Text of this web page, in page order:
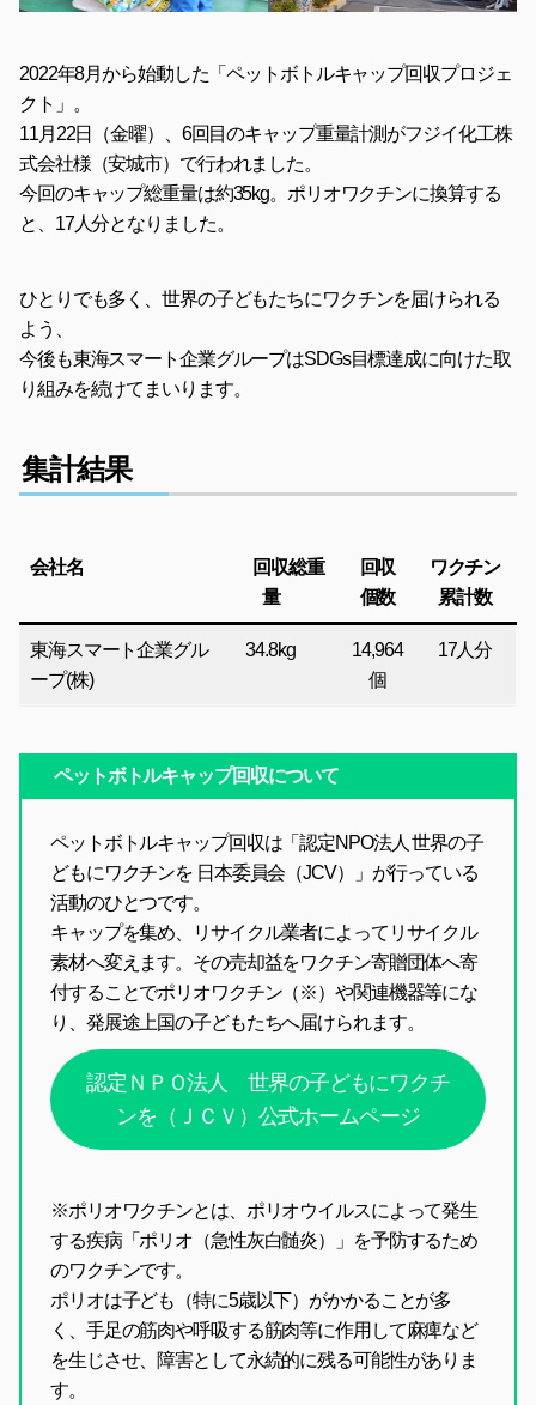
2022年8月から始動した「ペットボトルキャップ回収プロジェ
クト」。
11月22日（金曜）、6回目のキャップ重量計測がフジイ化工株
式会社様（安城市）で行われました。
今回のキャップ総重量は約35kg。ポリオワクチンに換算する
と、17人分となりました。
ひとりでも多く、世界の子どもたちにワクチンを届けられる
よう、
今後も東海スマート企業グループはSDGs目標達成に向けた取
り組みを続けてまいります。
集計結果
会社名
回収総重
量
回収
個数
ワクチン
累計数
東海スマート企業グル
ープ(株)
34.8kg
14,964
個
17人分
ペットボトルキャップ回収について
ペットボトルキャップ回収は「認定NPO法人 世界の子
どもにワクチンを 日本委員会（JCV）」が行っている
活動のひとつです。
キャップを集め、リサイクル業者によってリサイクル
素材へ変えます。その売却益をワクチン寄贈団体へ寄
付することでポリオワクチン（※）や関連機器等にな
り、発展途上国の子どもたちへ届けられます。
認定ＮＰＯ法人 世界の子どもにワクチ
ンを（ＪＣＶ）公式ホームページ
※ポリオワクチンとは、ポリオウイルスによって発生
する疾病「ポリオ（急性灰白髄炎）」を予防するため
のワクチンです。
ポリオは子ども（特に5歳以下）がかかることが多
く、手足の筋肉や呼吸する筋肉等に作用して麻痺など
を生じさせ、障害として永続的に残る可能性がありま
す。